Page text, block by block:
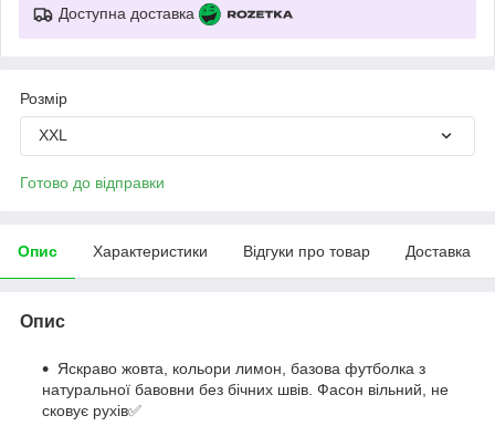
Доступна доставка
Розмір
XXL
Готово до відправки
Опис Характеристики Відгуки про товар Доставка
Опис
Яскраво жовта, кольори лимон, базова футболка з
натуральної бавовни без бічних швів. Фасон вільний, не
сковує рухів✅